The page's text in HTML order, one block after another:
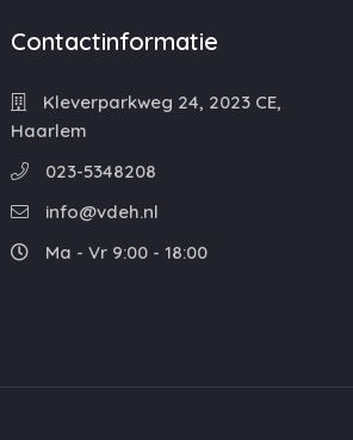
Contactinformatie
Kleverparkweg 24, 2023 CE,
Haarlem
023-5348208
info@vdeh.nl
Ma - Vr 9:00 - 18:00